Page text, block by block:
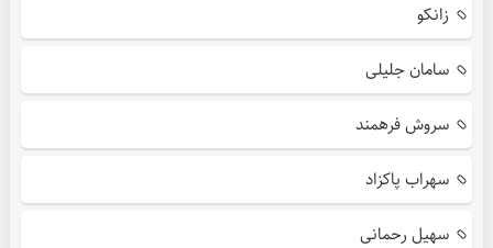
زانکو
سامان جلیلی
سروش فرهمند
سهراب پاکزاد
سهیل رحمانی